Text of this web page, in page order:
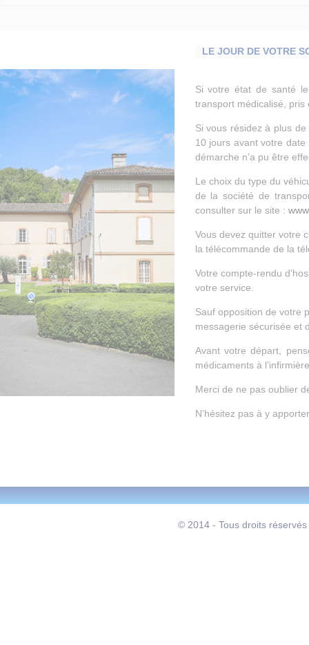
LE JOUR DE VOTRE
Si votre état de santé
transport médicalisé, pris
Si vous résidez à plus
10 jours avant votre date
démarche n’a pu être
Le choix du type du
de la société de
consulter sur le site :
Vous devez quitter votre
la télécommande de la
Votre compte-rendu
votre service.
Sauf opposition de votre
messagerie sécurisée et
Avant votre départ,
médicaments à
Merci de ne pas oublier
N’hésitez pas à y
© 2014 - Tous droits